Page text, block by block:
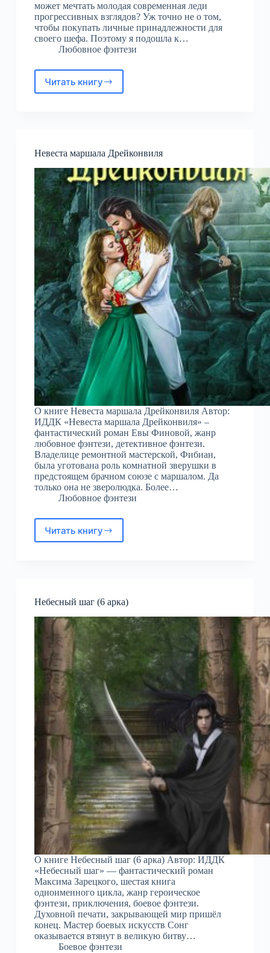
может мечтать молодая современная леди
прогрессивных взглядов? Уж точно не о том,
чтобы покупать личные принадлежности для
своего шефа. Поэтому я подошла к…
Любовное фэнтези
Читать книгу
Иллюзия
Невеста маршала Дрейконвиля
О книге Невеста маршала Дрейконвиля Автор:
ИДДК «Невеста маршала Дрейконвиля» –
фантастический роман Евы Финовой, жанр
любовное фэнтези, детективное фэнтези.
Владелице ремонтной мастерской, Фибиан,
была уготована роль комнатной зверушки в
предстоящем брачном союзе с маршалом. Да
только она не зверолюдка. Более…
Любовное фэнтези
Читать книгу
Невеста
Небесный шаг (6 арка)
О книге Небесный шаг (6 арка) Автор: ИДДК
«Небесный шаг» — фантастический роман
Максима Зарецкого, шестая книга
одноименного цикла, жанр героическое
фэнтези, приключения, боевое фэнтези.
Духовной печати, закрывающей мир пришёл
конец. Мастер боевых искусств Сонг
оказывается втянут в великую битву…
Боевое фэнтези